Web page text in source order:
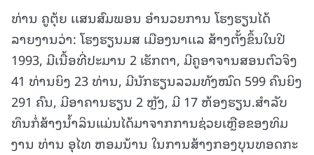
ທ່ານ ຄູຕຸ້ຍ ເເສນສົມພອນ ອໍານວຍການ ໂຮງຮຽນໄດ້
ລາຍງານວ່າ: ໂຮງຮຽນມສ ເມືອງນາເເລ ສ້າງຕັ້ງຂຶ້ນໃນປີ
1993, ມີເນື້ອທີ່ປະມານ 2 ເຮັກຕາ, ມີຄູອາຈານສອນຕົວຈິງ
41 ທ່ານຍິງ 23 ທ່ານ, ມີນັກຮຽນລວມທັງໝົດ 599 ຄົນຍິງ
291 ຄົນ, ມີອາຄານຮຽນ 2 ຫຼັງ, ມີ 17 ຫ້ອງຮຽນ.ສໍາລັບ
ທຶນກໍ່ສ້າງນໍ້າລິນແມ່ນໄດ້ມາຈາກການຊ່ວຍເຫຼືອຂອງທິມ
ງານ ທ່ານ ອຸໄທ ຫອມນ້ານ ໃນການສ້າງກອງບຸນທອດກະ